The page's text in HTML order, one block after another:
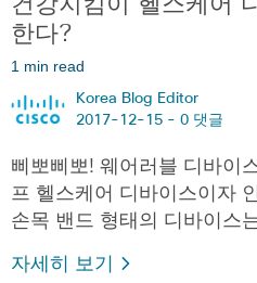
건강지킴이 헬스케어
한다?
1 min read
Korea Blog Editor
2017-12-15 - 0 댓글
삐뽀삐뽀! 웨어러블 디바이
프 헬스케어 디바이스이자
손목 밴드 형태의 디바이스
자세히 보기